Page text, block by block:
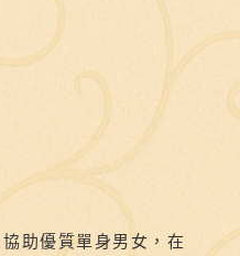
助優質單身男女，在